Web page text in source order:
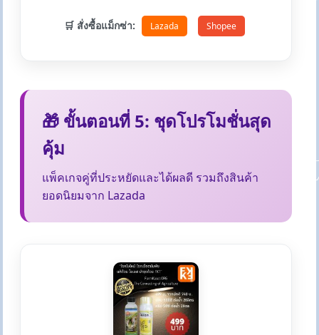
🛒 สั่งซื้อแม็กซ่า: Lazada Shopee
🎁 ขั้นตอนที่ 5: ชุดโปรโมชั่นสุด
คุ้ม
แพ็คเกจคู่ที่ประหยัดและได้ผลดี รวมถึงสินค้า
ยอดนิยมจาก Lazada